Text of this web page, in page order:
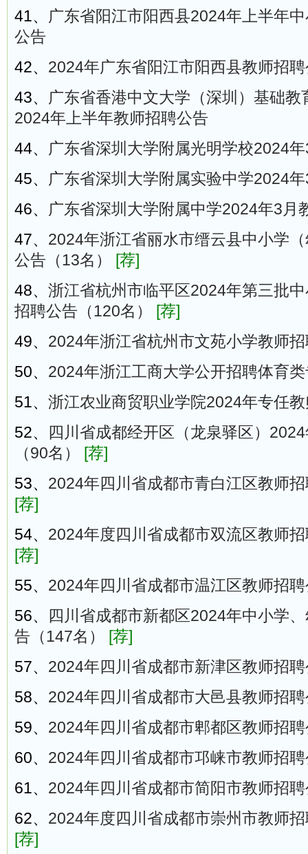
41、 广东省阳江市阳西县2024年上半年
公告
42、 2024年广东省阳江市阳西县教师招
43、 广东省香港中文大学（深圳）基础教
2024年上半年教师招聘公告
44、 广东省深圳大学附属光明学校2024
45、 广东省深圳大学附属实验中学2024
46、 广东省深圳大学附属中学2024年3月
47、 2024年浙江省丽水市缙云县中小学
公告（13名）
[荐]
48、 浙江省杭州市临平区2024年第三批
招聘公告（120名）
[荐]
49、 2024年浙江省杭州市文苑小学教师
50、 2024年浙江工商大学公开招聘体育
51、 浙江农业商贸职业学院2024年专任
52、
四川省成都经开区（龙泉驿区）
（90名）
[荐]
53、 2024年四川省成都市青白江区教师
[荐]
54、 2024年度四川省成都市双流区教师
[荐]
55、 2024年四川省成都市温江区教师招
56、
四川省成都市新都区2024年中小学
告（147名）
[荐]
57、 2024年四川省成都市新津区教师招
58、 2024年四川省成都市大邑县教师招
59、 2024年四川省成都市郫都区教师招
60、 2024年四川省成都市邛崃市教师招
61、 2024年四川省成都市简阳市教师招
62、 2024年度四川省成都市崇州市教师
[荐]